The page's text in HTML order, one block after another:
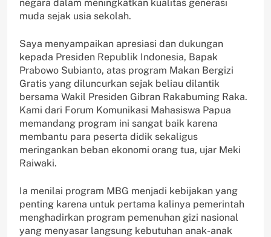
negara dalam meningkatkan kualitas generasi
muda sejak usia sekolah.
Saya menyampaikan apresiasi dan dukungan
kepada Presiden Republik Indonesia, Bapak
Prabowo Subianto, atas program Makan Bergizi
Gratis yang diluncurkan sejak beliau dilantik
bersama Wakil Presiden Gibran Rakabuming Raka.
Kami dari Forum Komunikasi Mahasiswa Papua
memandang program ini sangat baik karena
membantu para peserta didik sekaligus
meringankan beban ekonomi orang tua, ujar Meki
Raiwaki.
Ia menilai program MBG menjadi kebijakan yang
penting karena untuk pertama kalinya pemerintah
menghadirkan program pemenuhan gizi nasional
yang menyasar langsung kebutuhan anak-anak